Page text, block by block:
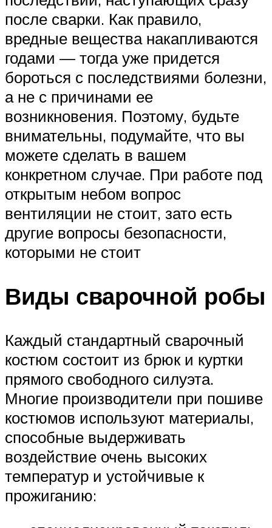
после сварки. Как правило,
вредные вещества накапливаются
годами — тогда уже придется
бороться с последствиями болезни,
а не с причинами ее
возникновения. Поэтому, будьте
внимательны, подумайте, что вы
можете сделать в вашем
конкретном случае. При работе под
открытым небом вопрос
вентиляции не стоит, зато есть
другие вопросы безопасности,
которыми не стоит
Виды сварочной робы
Каждый стандартный сварочный
костюм состоит из брюк и куртки
прямого свободного силуэта.
Многие производители при пошиве
костюмов используют материалы,
способные выдерживать
воздействие очень высоких
температур и устойчивые к
прожиганию: